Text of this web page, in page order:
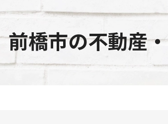
前橋市の不動産